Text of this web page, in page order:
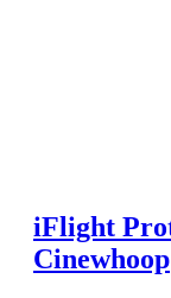
iFlight
Cinewhoop